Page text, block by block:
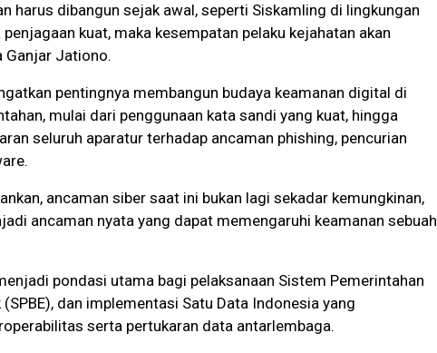
harus dibangun sejak awal, seperti Siskamling di lingkungan
kuat, maka kesempatan pelaku kejahatan akan
Ganjar Jationo.
pentingnya membangun budaya keamanan digital di
mulai dari penggunaan kata sandi yang kuat, hingga
seluruh aparatur terhadap ancaman phishing, pencurian
ancaman siber saat ini bukan lagi sekadar kemungkinan,
ancaman nyata yang dapat memengaruhi keamanan sebuah
pondasi utama bagi pelaksanaan Sistem Pemerintahan
dan implementasi Satu Data Indonesia yang
serta pertukaran data antarlembaga.